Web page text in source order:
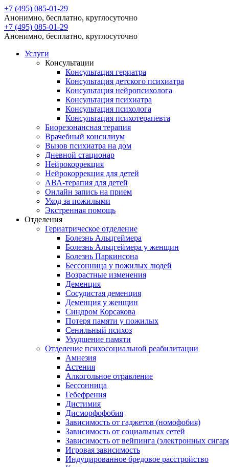
+7 (495) 085-01-29
Анонимно, бесплатно, круглосуточно
+7 (495) 085-01-29
Анонимно, бесплатно, круглосуточно
Услуги
Консультации
Консультация гериатра
Консультация детского психиатра
Консультация нейропсихолога
Консультация психиатра
Консультация психолога
Консультация психотерапевта
Биорезонансная терапия
Врачебный консилиум
Вызов психиатра на дом
Дневной стационар
Нейрокоррекция
Нейрокоррекция для детей
АВА-терапия для детей
Онлайн запись на прием
Уход за пожилыми
Экстренная помощь
Отделения
Гериатрическое отделение
Болезнь Альцгеймера
Болезнь Альцгеймера у женщин
Болезнь Паркинсона
Бессонница у пожилых людей
Возрастные изменения
Деменция
Сосудистая деменция
Деменция у женщин
Синдром Корсакова
Потеря памяти у пожилых
Сенильный психоз
Ухудшение памяти
Отделение психосоциальной реабилитации
Амнезия
Астения
Алкогольное отравление
Бессонница
Гебефрения
Дистимия
Дисморфофобия
Зависимость от гаджетов (номофобия)
Зависимость от социальных сетей
Зависимость от вейпинга (электронных
Игровая зависимость
Индуцированное бредовое расстройство